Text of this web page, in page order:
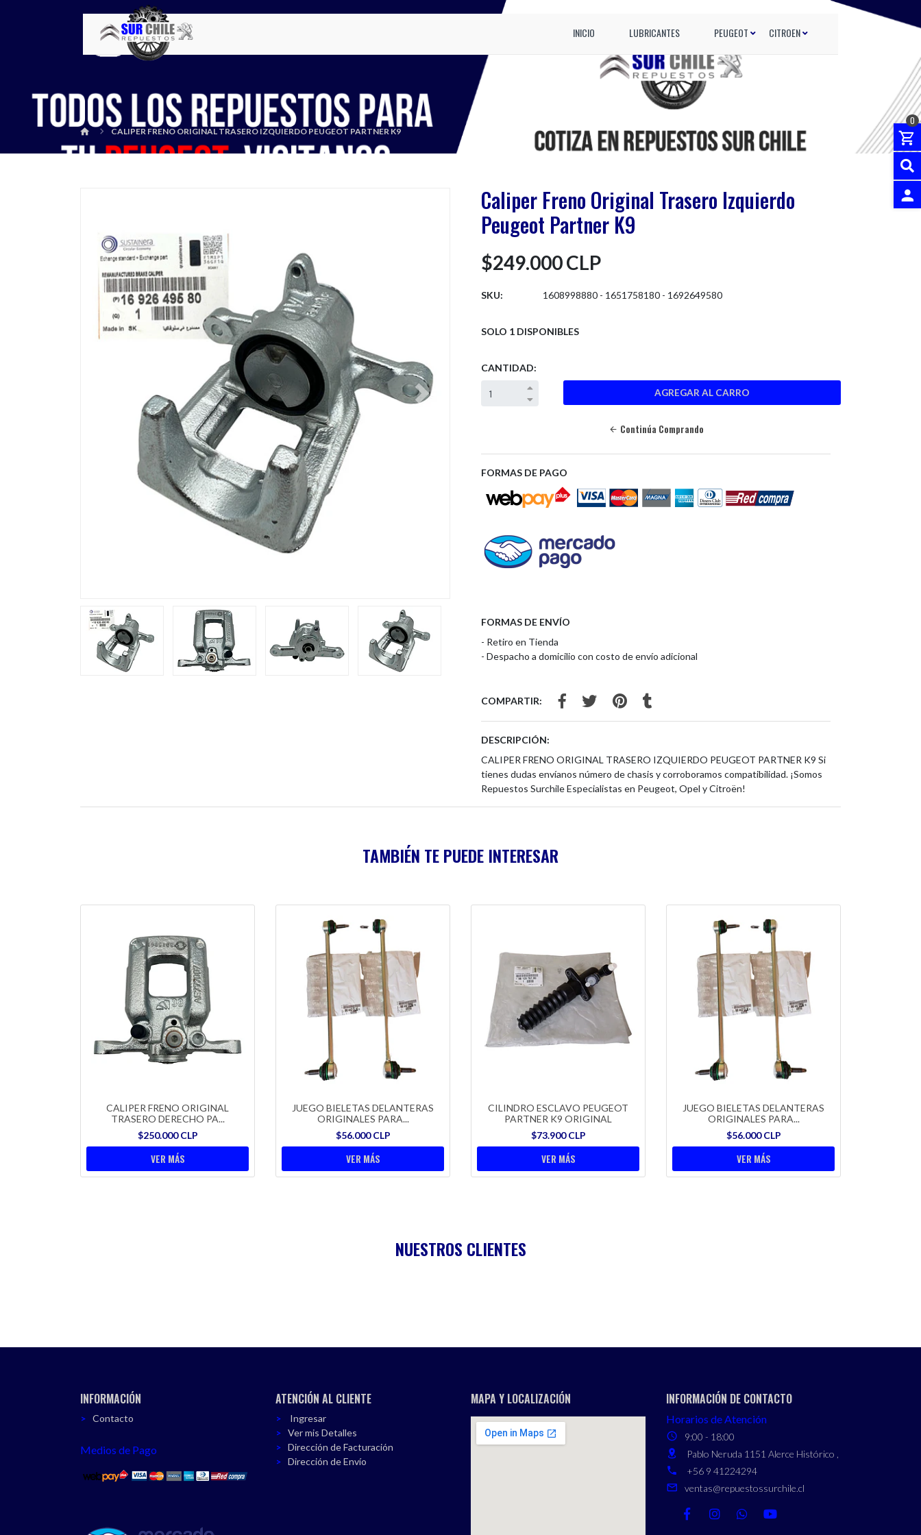
INICIO LUBRICANTES PEUGEOT CITROEN
0
CALIPER FRENO ORIGINAL TRASERO IZQUIERDO PEUGEOT PARTNER K9
Next
Caliper Freno Original Trasero Izquierdo
Peugeot Partner K9
$249.000 CLP
SKU: 1608998880 - 1651758180 - 1692649580
SOLO 1 DISPONIBLES
CANTIDAD:
Continúa Comprando
FORMAS DE PAGO
FORMAS DE ENVÍO
- Retiro en Tienda
- Despacho a domicilio con costo de envío adicional
COMPARTIR:
DESCRIPCIÓN:
CALIPER FRENO ORIGINAL TRASERO IZQUIERDO PEUGEOT PARTNER K9 Si
tienes dudas envíanos número de chasis y corroboramos compatibilidad. ¡Somos
Repuestos Surchile Especialistas en Peugeot, Opel y Citroën!
TAMBIÉN TE PUEDE INTERESAR
CALIPER FRENO ORIGINAL
TRASERO DERECHO PA...
$250.000 CLP
VER MÁS
JUEGO BIELETAS DELANTERAS
ORIGINALES PARA...
$56.000 CLP
VER MÁS
CILINDRO ESCLAVO PEUGEOT
PARTNER K9 ORIGINAL
$73.900 CLP
VER MÁS
JUEGO BIELETAS DELANTERAS
ORIGINALES PARA...
$56.000 CLP
VER MÁS
NUESTROS CLIENTES
INFORMACIÓN
Contacto
Medios de Pago
ATENCIÓN AL CLIENTE
Ingresar
Ver mis Detalles
Dirección de Facturación
Dirección de Envío
MAPA Y LOCALIZACIÓN INFORMACIÓN DE CONTACTO
Horarios de Atención
9:00 - 18:00
Pablo Neruda 1151 Alerce Histórico ,
+56 9 41224294
ventas@repuestossurchile.cl